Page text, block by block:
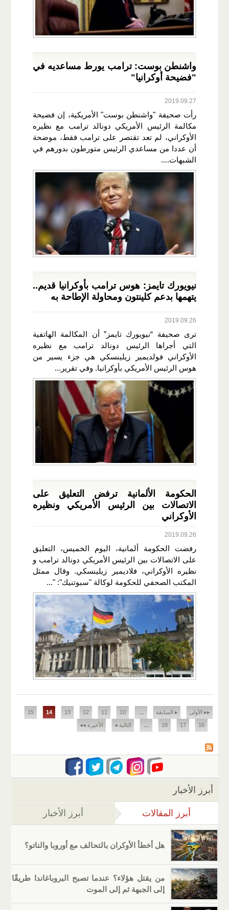
واشنطن بوست: ترامب يورط مساعديه في
"فضيحة أوكرانيا"
2019.09.27
رأت صحيفة "واشنطن بوست" الأمريكية، إن فضيحة
مكالمة الرئيس الأمريكي دونالد ترامب مع نظيره
الأوكراني، لم تعد تقتصر على ترامب فقط، موضحة
أن عددا من مساعدي الرئيس متورطون بدورهم في
الشبهات....
نيويورك تايمز: هوس ترامب بأوكرانيا قديم..
يتهمها بدعم كلينتون ومحاولة الإطاحة به
2019.09.26
ترى صحيفة “نيويورك تايمز” أن المكالمة الهاتفية
التي أجراها الرئيس دونالد ترامب مع نظيره
الأوكراني فولديمير زيلينسكي هي جزء يسير من
هوس الرئيس الأمريكي بأوكرانيا. وفي تقرير...
الحكومة الألمانية ترفض التعليق على
الاتصالات بين الرئيس الأمريكي ونظيره
الأوكراني
2019.09.26
رفضت الحكومة ألمانية، اليوم الخميس، التعليق
على الاتصالات بين الرئيس الأمريكي دونالد ترامب و
نظيره الأوكراني، فلاديمير زيلينسكي. وقال ممثل
المكتب الصحفي للحكومة لوكالة "سبوتنيك": "...
الصفحات
▸▸ الأولى ▸ السابقة 10
11
12
13
14
15
16
17
18 التالية ◂ الأخيرة ◂◂
أبرز الأخبار
أبرز المقالات (علامة التبويب النشطة)
أبرز الأخبار
هل أخطأ الأوكران بالتحالف مع أوروبا والناتو؟
من يقتل هؤلاء؟ عندما تصبح البروباغاندا طريقًا
إلى الجبهة ثم إلى الموت